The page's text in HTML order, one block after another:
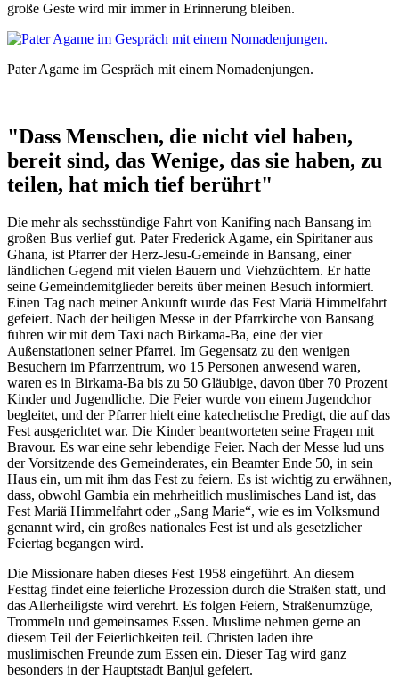
große Geste wird mir immer in Erinnerung bleiben.
Pater Agame im Gespräch mit einem Nomadenjungen.
"Dass Menschen, die nicht viel haben,
bereit sind, das Wenige, das sie haben, zu
teilen, hat mich tief berührt"
Die mehr als sechsstündige Fahrt von Kanifing nach Bansang im
großen Bus verlief gut. Pater Frederick Agame, ein Spiritaner aus
Ghana, ist Pfarrer der Herz-Jesu-Gemeinde in Bansang, einer
ländlichen Gegend mit vielen Bauern und Viehzüchtern. Er hatte
seine Gemeindemitglieder bereits über meinen Besuch informiert.
Einen Tag nach meiner Ankunft wurde das Fest Mariä Himmelfahrt
gefeiert. Nach der heiligen Messe in der Pfarrkirche von Bansang
fuhren wir mit dem Taxi nach Birkama-Ba, eine der vier
Außenstationen seiner Pfarrei. Im Gegensatz zu den wenigen
Besuchern im Pfarrzentrum, wo 15 Personen anwesend waren,
waren es in Birkama-Ba bis zu 50 Gläubige, davon über 70 Prozent
Kinder und Jugendliche. Die Feier wurde von einem Jugendchor
begleitet, und der Pfarrer hielt eine katechetische Predigt, die auf das
Fest ausgerichtet war. Die Kinder beantworteten seine Fragen mit
Bravour. Es war eine sehr lebendige Feier. Nach der Messe lud uns
der Vorsitzende des Gemeinderates, ein Beamter Ende 50, in sein
Haus ein, um mit ihm das Fest zu feiern. Es ist wichtig zu erwähnen,
dass, obwohl Gambia ein mehrheitlich muslimisches Land ist, das
Fest Mariä Himmelfahrt oder „Sang Marie“, wie es im Volksmund
genannt wird, ein großes nationales Fest ist und als gesetzlicher
Feiertag begangen wird.
Die Missionare haben dieses Fest 1958 eingeführt. An diesem
Festtag findet eine feierliche Prozession durch die Straßen statt, und
das Allerheiligste wird verehrt. Es folgen Feiern, Straßenumzüge,
Trommeln und gemeinsames Essen. Muslime nehmen gerne an
diesem Teil der Feierlichkeiten teil. Christen laden ihre
muslimischen Freunde zum Essen ein. Dieser Tag wird ganz
besonders in der Hauptstadt Banjul gefeiert.